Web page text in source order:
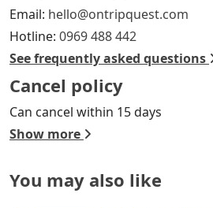
Email: hello@ontripquest.com
Hotline: 0969 488 442
See frequently asked questions
Cancel policy
Can cancel within 15 days
Show more
You may also like